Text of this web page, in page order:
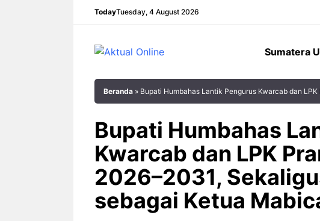
TodayTuesday, 4 August 2026
Sumatera
Beranda » Bupati Humbahas Lantik Pengurus Kwarcab dan
Bupati Humbahas
Kwarcab dan LPK
2026–2031,
sebagai Ketua